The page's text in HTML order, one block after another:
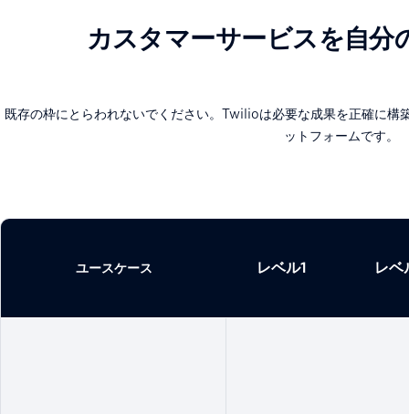
カスタマーサービスを自分
既存の枠にとらわれないでください。Twilioは必要な成果を正確に構
ットフォームです。
ユースケース レベル1 レベ